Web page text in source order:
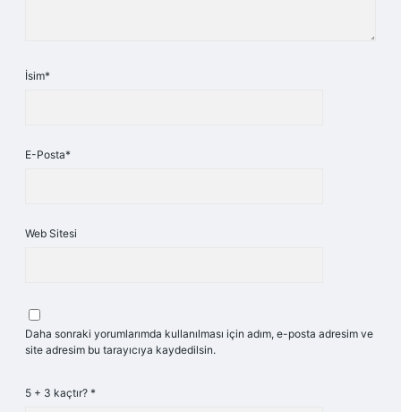
İsim*
E-Posta*
Web Sitesi
Daha sonraki yorumlarımda kullanılması için adım, e-posta adresim ve
site adresim bu tarayıcıya kaydedilsin.
5 + 3 kaçtır? *